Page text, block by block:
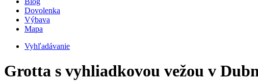
Dovolenka
Výbava
Mapa
Vyhľadávanie
Grotta s vyhliadkovou vežou v